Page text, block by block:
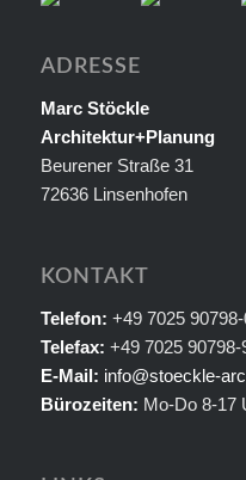
ADRESSE
Marc Stöckle
Architektur+Planung
Beurener Straße 31
72636 Linsenhofen
KONTAKT
Telefon: +49 7025
Telefax: +49 7025 90798-
E-Mail: info@stoeckle-
Bürozeiten: Mo-Do 8-17